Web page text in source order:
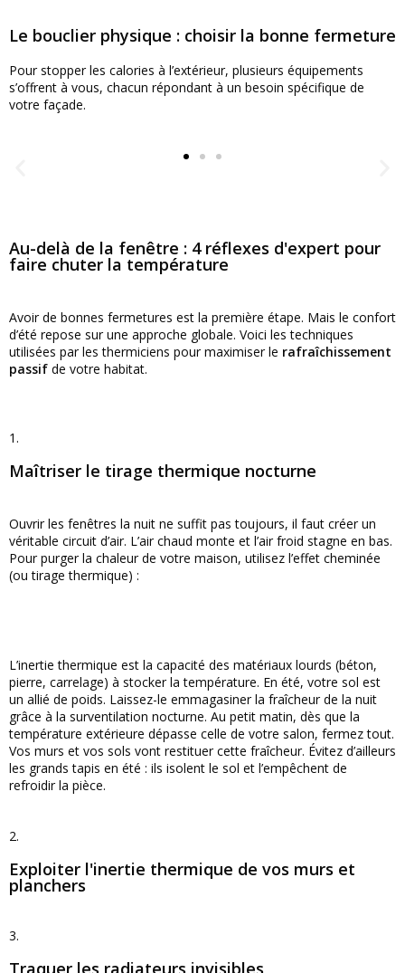
Le bouclier physique : choisir la bonne fermeture
Pour stopper les calories à l’extérieur, plusieurs équipements
s’offrent à vous, chacun répondant à un besoin spécifique de
votre façade.
Au-delà de la fenêtre : 4 réflexes d'expert pour
faire chuter la température
Avoir de bonnes fermetures est la première étape. Mais le confort
d’été repose sur une approche globale. Voici les techniques
utilisées par les thermiciens pour maximiser le rafraîchissement
passif de votre habitat.
1.
Maîtriser le tirage thermique nocturne
Ouvrir les fenêtres la nuit ne suffit pas toujours, il faut créer un
véritable circuit d’air. L’air chaud monte et l’air froid stagne en bas.
Pour purger la chaleur de votre maison, utilisez l’effet cheminée
(ou tirage thermique) :
L’inertie thermique est la capacité des matériaux lourds (béton,
pierre, carrelage) à stocker la température. En été, votre sol est
un allié de poids. Laissez-le emmagasiner la fraîcheur de la nuit
grâce à la surventilation nocturne. Au petit matin, dès que la
température extérieure dépasse celle de votre salon, fermez tout.
Vos murs et vos sols vont restituer cette fraîcheur. Évitez d’ailleurs
les grands tapis en été : ils isolent le sol et l’empêchent de
refroidir la pièce.
2.
Exploiter l'inertie thermique de vos murs et
planchers
3.
Traquer les radiateurs invisibles